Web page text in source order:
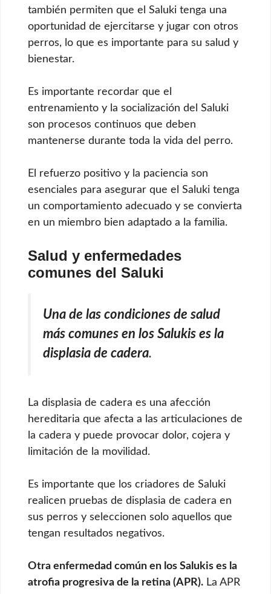
también permiten que el Saluki tenga una
oportunidad de ejercitarse y jugar con otros
perros, lo que es importante para su salud y
bienestar.
Es importante recordar que el
entrenamiento y la socialización del Saluki
son procesos continuos que deben
mantenerse durante toda la vida del perro.
El refuerzo positivo y la paciencia son
esenciales para asegurar que el Saluki tenga
un comportamiento adecuado y se convierta
en un miembro bien adaptado a la familia.
Salud y enfermedades
comunes del Saluki
Una de las condiciones de salud
más comunes en los Salukis es la
displasia de cadera.
La displasia de cadera es una afección
hereditaria que afecta a las articulaciones de
la cadera y puede provocar dolor, cojera y
limitación de la movilidad.
Es importante que los criadores de Saluki
realicen pruebas de displasia de cadera en
sus perros y seleccionen solo aquellos que
tengan resultados negativos.
Otra enfermedad común en los Salukis es la
atrofia progresiva de la retina (APR). La APR